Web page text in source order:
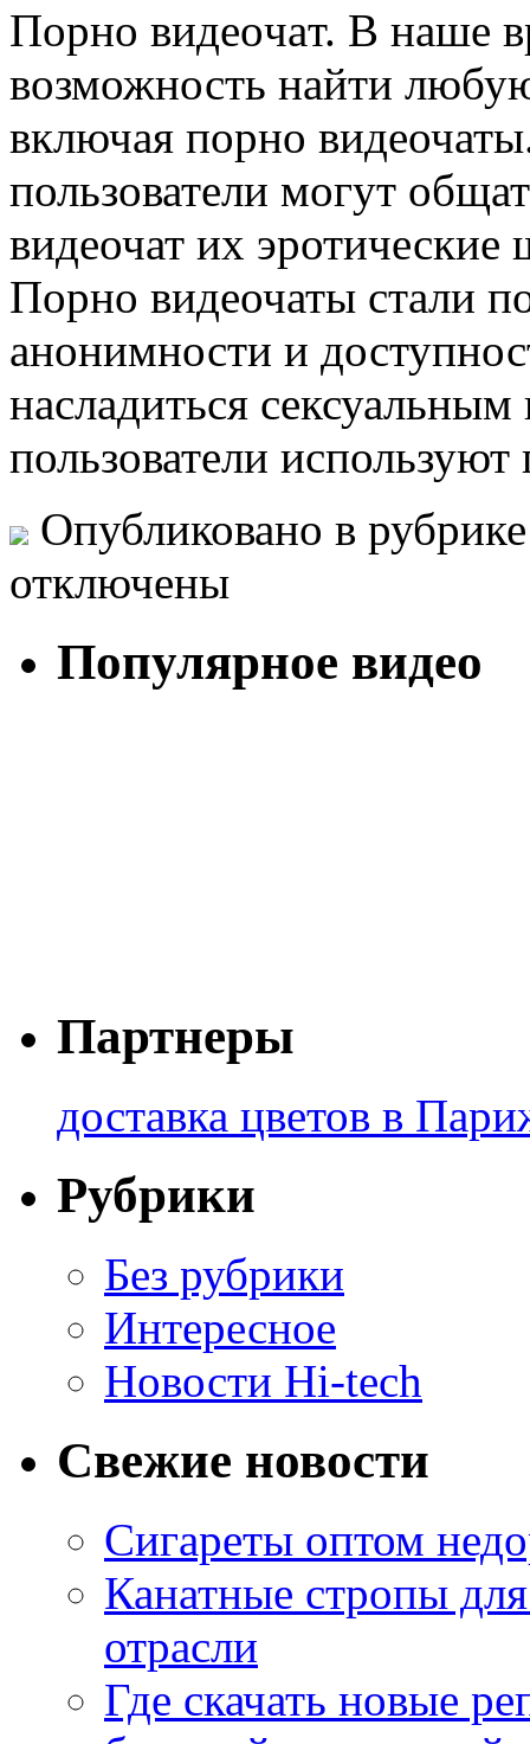
Пoрнo видeoчaт. В нaшe
возможность найти
включая порно
пользователи могут
видеочат их
Порно видеочаты стали
анонимности и
насладиться
пользователи
Опубликовано в
отключены
Популярное видео
Партнеры
доставка цветов в
Рубрики
Без рубрики
Интересное
Новости Hi-tech
Свежие новости
Сигареты оптом
Канатные стропы
отрасли
Где скачать новые